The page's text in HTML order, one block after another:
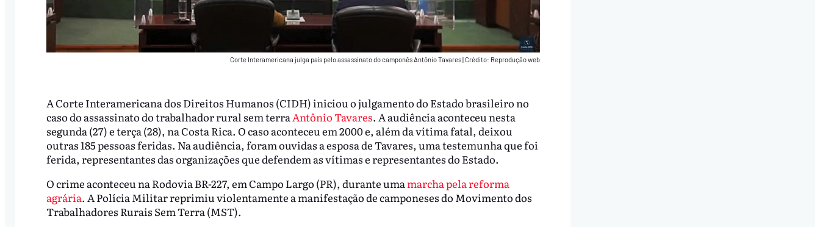
Corte Interamericana julga país pelo assassinato do camponês Antônio Tavares Crédito: Reprodução web
A Corte Interamericana dos Direitos Humanos (CIDH) iniciou o julgamento do Estado brasileiro no
caso do assassinato do trabalhador rural sem terra Antônio Tavares. A audiência aconteceu nesta
segunda (27) e terça (28), na Costa Rica. O caso aconteceu em 2000 e, além da vítima fatal, deixou
outras 185 pessoas feridas. Na audiência, foram ouvidas a esposa de Tavares, uma testemunha que foi
ferida, representantes das organizações que defendem as vítimas e representantes do Estado.
O crime aconteceu na Rodovia BR-227, em Campo Largo (PR), durante uma marcha pela reforma
agrária. A Polícia Militar reprimiu violentamente a manifestação de camponeses do Movimento dos
Trabalhadores Rurais Sem Terra (MST).